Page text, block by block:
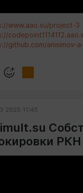
www.aao.su/project-3
github.com/anisimov-
2025 11:45
РКН